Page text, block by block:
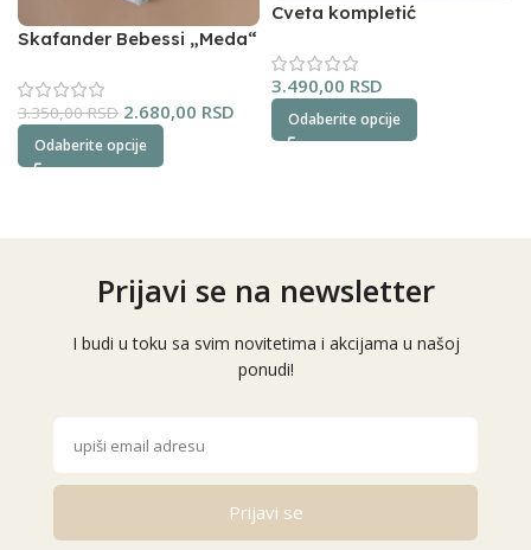
Skafander Bebessi „Meda“
3.350,00RSD 2.680,00 RSD
Odaberite opcije
Cveta kompletić
3.490,00 RSD
Odaberite opcije
Prijavi se na newsletter
I budi u toku sa svim novitetima i akcijama u našoj
ponudi!
Prijavi se